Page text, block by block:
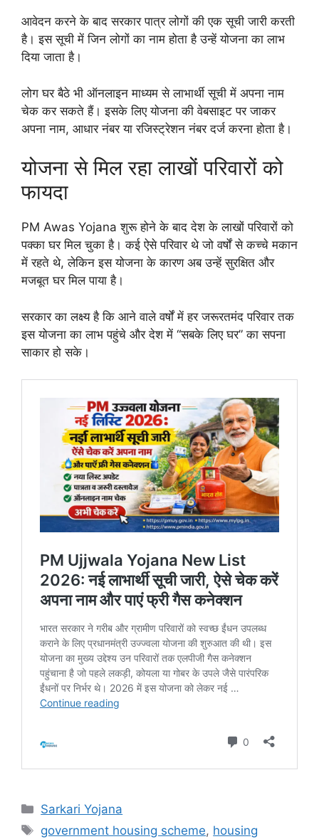
आवेदन करने के बाद सरकार पात्र लोगों की एक सूची जारी करती
है। इस सूची में जिन लोगों का नाम होता है उन्हें योजना का लाभ
दिया जाता है।
लोग घर बैठे भी ऑनलाइन माध्यम से लाभार्थी सूची में अपना नाम
चेक कर सकते हैं। इसके लिए योजना की वेबसाइट पर जाकर
अपना नाम, आधार नंबर या रजिस्ट्रेशन नंबर दर्ज करना होता है।
योजना से मिल रहा लाखों परिवारों को
फायदा
PM Awas Yojana शुरू होने के बाद देश के लाखों परिवारों को
पक्का घर मिल चुका है। कई ऐसे परिवार थे जो वर्षों से कच्चे मकान
में रहते थे, लेकिन इस योजना के कारण अब उन्हें सुरक्षित और
मजबूत घर मिल पाया है।
सरकार का लक्ष्य है कि आने वाले वर्षों में हर जरूरतमंद परिवार तक
इस योजना का लाभ पहुंचे और देश में “सबके लिए घर” का सपना
साकार हो सके।
Categories
Sarkari Yojana
Tags
government housing scheme, housing